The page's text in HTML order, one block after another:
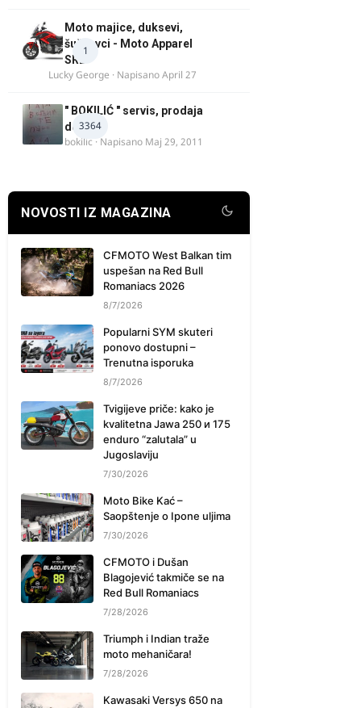
1
Moto majice, duksevi,
šuškavci - Moto Apparel
SRB
Lucky George · NapisanoApril 27
3364
" BOKILIĆ " servis, prodaja
delova
bokilic · Napisano Maj 29, 2011
NOVOSTI IZ MAGAZINA
CFMOTO West Balkan tim
uspešan na Red Bull
Romaniacs 2026
8/7/2026
Popularni SYM skuteri
ponovo dostupni –
Trenutna isporuka
8/7/2026
Tvigijeve priče: kako je
kvalitetna Jawa 250 и 175
enduro “zalutala” u
Jugoslaviju
7/30/2026
Moto Bike Kać –
Saopštenje o Ipone uljima
7/30/2026
CFMOTO i Dušan
Blagojević takmiče se na
Red Bull Romaniacs
7/28/2026
Triumph i Indian traže
moto mehaničara!
7/28/2026
Kawasaki Versys 650 na